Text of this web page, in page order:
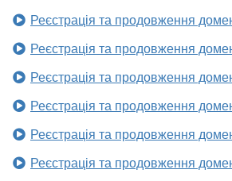
Реєстрація та продовження
Реєстрація та продовження
Реєстрація та продовження
Реєстрація та продовження
Реєстрація та продовження
Реєстрація та продовження